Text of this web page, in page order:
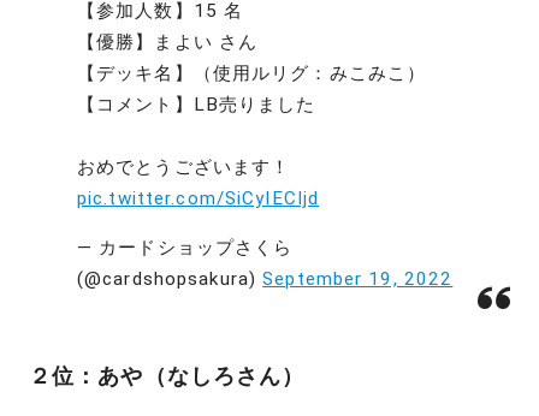
【参加人数】15 名
【優勝】まよい さん
【デッキ名】（使用ルリグ：みこみこ）
【コメント】LB売りました
おめでとうございます！
pic.twitter.com/SiCyIECIjd
— カードショップさくら
(@cardshopsakura)September 19, 2022
２位：あや（なしろさん）